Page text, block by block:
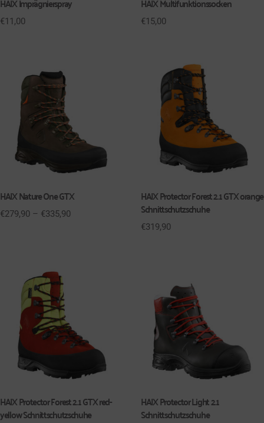
€11,00 €15,00
HAIX Nature One GTX
€279,90 – €335,90
HAIX Protector Forest 2.1 GTX orange
Schnittschutzschuhe
€319,90
HAIX Protector Forest 2.1 GTX red-
yellow Schnittschutzschuhe
HAIX Protector Light 2.1
Schnittschutzschuhe